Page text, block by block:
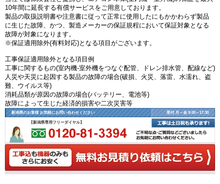
10年間に延長する有償サービスをご用意しております。
製品の取扱説明書や注意書に従って正常に使用したにもかかわらず製品
に生じた故障、かつ、製造メーカーの保証規程において保証対象となる
故障が対象になります。
※保証適用除外(有料対応)となる項目がございます。
工事保証適用除外となる項目例
工事に関するもの(室内機-室外機をつなぐ配管、ドレン排水管、配線など)
人災や天災に起因する製品の故障の場合(破損、火災、落雷、水濡れ、盗
難、ウイルス等)
消耗品類が原因の故障の場合(バッテリー、電池等)
故障によって生じた経済的損害や二次災害等
新潟県のお客様 お気軽にお問い合わせください 受付 月～金 9:00～17:30
【新潟県専用フリーダイヤル】